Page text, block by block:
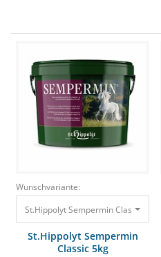
Wunschvariante:
St.Hippolyt Sempermin
Classic 5kg